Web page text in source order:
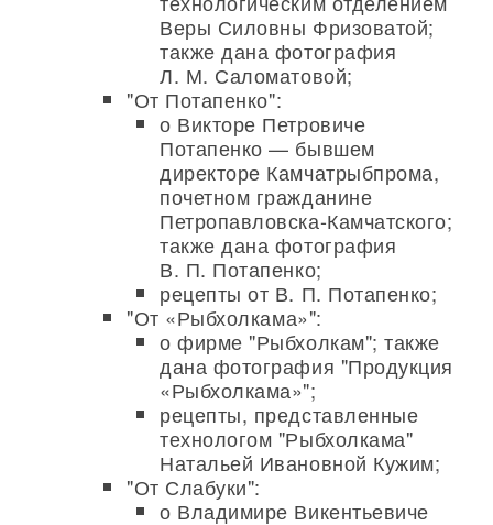
Веры Силовны Фризоватой;
также дана фотография
Л. М. Саломатовой;
"От Потапенко":
о Викторе Петровиче
Потапенко — бывшем
директоре Камчатрыбпрома,
почетном гражданине
Петропавловска-Камчатского;
также дана фотография
В. П. Потапенко;
рецепты от В. П. Потапенко;
"От «Рыбхолкама»":
о фирме "Рыбхолкам"; также
дана фотография "Продукция
«Рыбхолкама»";
рецепты, представленные
технологом "Рыбхолкама"
Натальей Ивановной Кужим;
"От Слабуки":
о Владимире Викентьевиче